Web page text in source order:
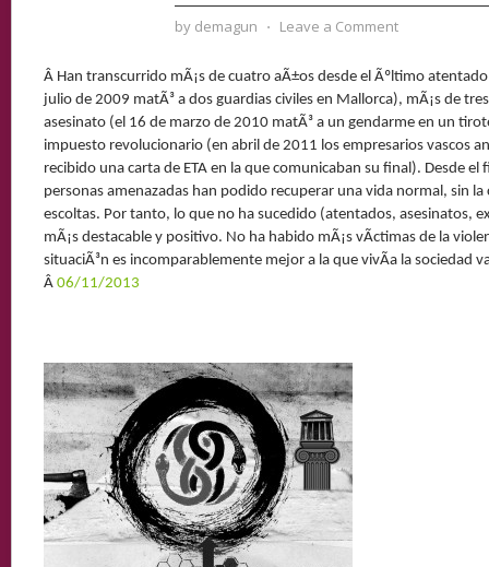
by demagun ⋅ Leave a Comment
Â Han transcurrido mÃ¡s de cuatro aÃ±os desde el Ãºltimo
julio de 2009 matÃ³ a dos guardias civiles en Mallorca), mÃ¡s de
asesinato (el 16 de marzo de 2010 matÃ³ a un gendarme en un
impuesto revolucionario (en abril de 2011 los empresarios vascos
recibido una carta de ETA en la que comunicaban su final). Desde el
personas amenazadas han podido recuperar una vida normal, sin
escoltas. Por tanto, lo que no ha sucedido (atentados, asesinatos,
mÃ¡s destacable y positivo. No ha habido mÃ¡s vÃ­ctimas de la
situaciÃ³n es incomparablemente mejor a la que vivÃ­a la sociedad
Â 06/11/2013